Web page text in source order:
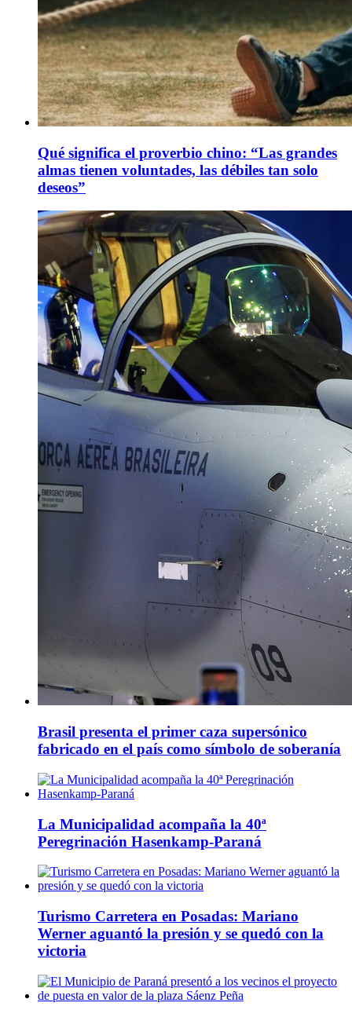
Qué significa el proverbio chino: “Las grandes
almas tienen voluntades, las débiles tan solo
deseos”
Brasil presenta el primer caza supersónico
fabricado en el país como símbolo de soberanía
La Municipalidad acompaña la 40ª
Peregrinación Hasenkamp-Paraná
Turismo Carretera en Posadas: Mariano
Werner aguantó la presión y se quedó con la
victoria